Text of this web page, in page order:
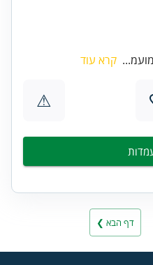
קרא עוד
⚠
דף הבא ❯